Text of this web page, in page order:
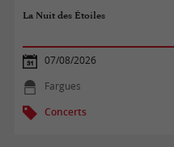
La Nuit des Étoiles
07/08/2026
Fargues
Concerts